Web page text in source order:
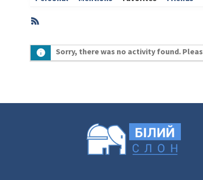
Activities
RSS
Sorry, there was no activity found.